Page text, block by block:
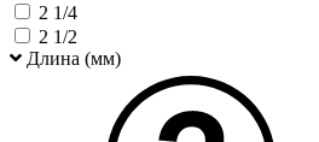
2 1/4
2 1/2
Длина (мм)